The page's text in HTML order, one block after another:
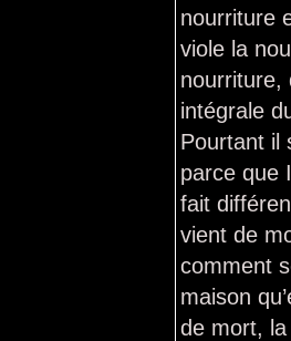
nourriture
viole la
nourriture,
intégrale
Pourtant il
parce que
fait
vient de
comment
maison
de mort,